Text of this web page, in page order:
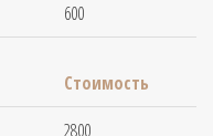
600
Стоимость
2800